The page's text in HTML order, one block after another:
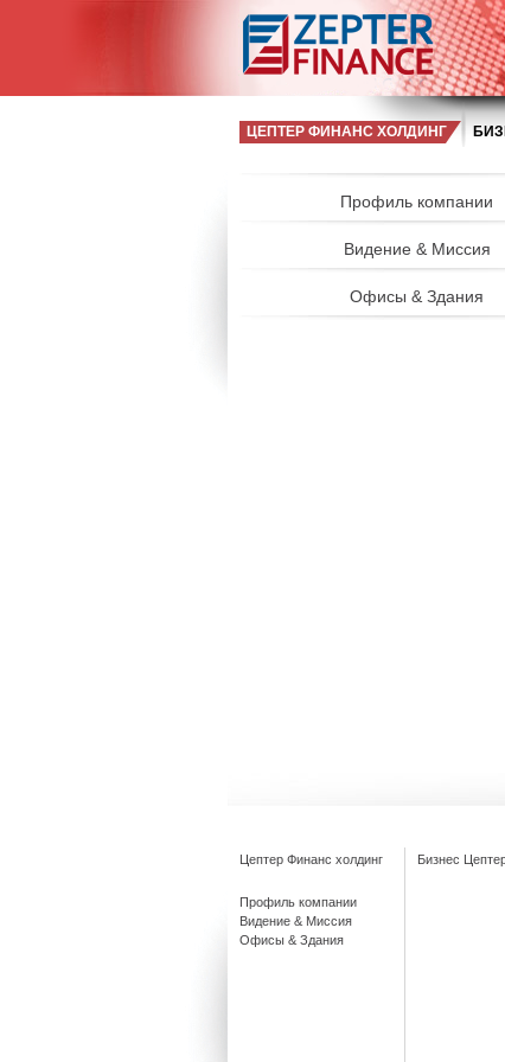
ЦЕПТЕР ФИНАНС ХОЛДИНГ
Профиль компании
Видение & Миссия
Офисы & Здания
Цептер Финанс холдинг
Профиль компании
Видение & Миссия
Офисы & Здания
Бизнес